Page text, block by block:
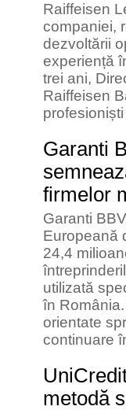
Raiffeisen
companiei,
dezvoltării
experiență
trei ani,
Raiffeisen
Garanti
firmelor
Garanti
Europeană
24,4
utilizată
în
orientate
continuare
metodă